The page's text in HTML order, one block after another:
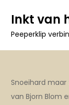
inhoud
Inkt van
Peeperklip
Snoeihard
van Bjorn Blom